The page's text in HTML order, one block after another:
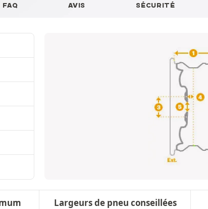
FAQ AVIS SÉCURITÉ
Largeurs de pneu conseillées